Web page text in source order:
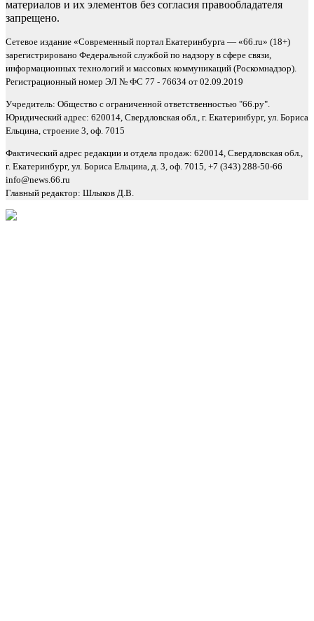
материалов и их элементов без согласия правообладателя
запрещено.
Сетевое издание «Современный портал Екатеринбурга — «66.ru» (18+)
зарегистрировано Федеральной службой по надзору в сфере связи,
информационных технологий и массовых коммуникаций (Роскомнадзор).
Регистрационный номер ЭЛ № ФС 77 - 76634 от 02.09.2019
Учредитель: Общество с ограниченной ответственностью "66.ру".
Юридический адрес: 620014, Свердловская обл., г. Екатеринбург, ул. Бориса
Ельцина, строение 3, оф. 7015
Фактический адрес редакции и отдела продаж: 620014, Свердловская обл.,
г. Екатеринбург, ул. Бориса Ельцина, д. 3, оф. 7015, +7 (343) 288-50-66
info@news.66.ru
Главный редактор: Шлыков Д.В.